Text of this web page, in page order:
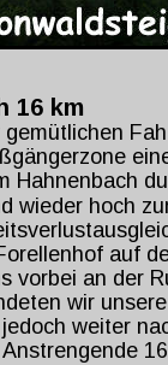
16 km
gemütlichen
Hahnenbach
wieder hoch
auf
vorbei an der
wir
weiter